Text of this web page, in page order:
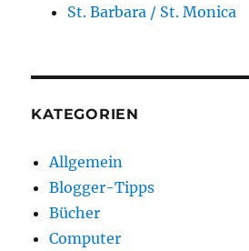
St. Barbara / St. Monica
KATEGORIEN
Allgemein
Blogger-Tipps
Bücher
Computer